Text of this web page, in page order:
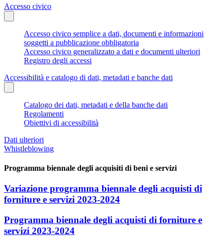
Accesso civico
Accesso civico semplice a dati, documenti e informazioni
soggetti a pubblicazione obbligatoria
Accesso civico generalizzato a dati e documenti ulteriori
Registro degli accessi
Accessibilità e catalogo di dati, metadati e banche dati
Catalogo dei dati, metadati e della banche dati
Regolamenti
Obiettivi di accessibilità
Dati ulteriori
Whistleblowing
Programma biennale degli acquisiti di beni e servizi
Variazione programma biennale degli acquisti di
forniture e servizi 2023-2024
Programma biennale degli acquisti di forniture e
servizi 2023-2024